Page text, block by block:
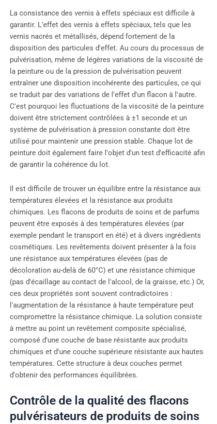
La consistance des vernis à effets spéciaux est difficile à
garantir. L'effet des vernis à effets spéciaux, tels que les
vernis nacrés et métallisés, dépend fortement de la
disposition des particules d'effet. Au cours du processus de
pulvérisation, même de légères variations de la viscosité de
la peinture ou de la pression de pulvérisation peuvent
entraîner une disposition incohérente des particules, ce qui
se traduit par des variations de l'effet d'un flacon à l'autre.
C'est pourquoi les fluctuations de la viscosité de la peinture
doivent être strictement contrôlées à ±1 seconde et un
système de pulvérisation à pression constante doit être
utilisé pour maintenir une pression stable. Chaque lot de
peinture doit également faire l'objet d'un test d'efficacité afin
de garantir la cohérence du lot.
Il est difficile de trouver un équilibre entre la résistance aux
températures élevées et la résistance aux produits
chimiques. Les flacons de produits de soins et de parfums
peuvent être exposés à des températures élevées (par
exemple pendant le transport en été) et à divers ingrédients
cosmétiques. Les revêtements doivent présenter à la fois
une résistance aux températures élevées (pas de
décoloration au-delà de 60°C) et une résistance chimique
(pas d'écaillage au contact de l'alcool, de la graisse, etc.) Or,
ces deux propriétés sont souvent contradictoires :
l'augmentation de la résistance à haute température peut
compromettre la résistance chimique. La solution consiste
à mettre au point un revêtement composite spécialisé,
composé d'une couche de base résistante aux produits
chimiques et d'une couche supérieure résistante aux hautes
températures. Cette structure à deux couches permet
d'obtenir des performances équilibrées.
Contrôle de la qualité des flacons
pulvérisateurs de produits de soins